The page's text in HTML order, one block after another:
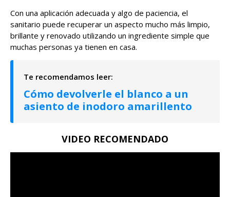
Con una aplicación adecuada y algo de paciencia, el
sanitario puede recuperar un aspecto mucho más limpio,
brillante y renovado utilizando un ingrediente simple que
muchas personas ya tienen en casa.
Cómo devolverle el blanco a un
asiento de inodoro amarillento
VIDEO RECOMENDADO